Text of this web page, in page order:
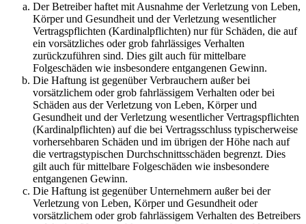
Der Betreiber haftet mit Ausnahme der Verletzung von Leben,
Körper und Gesundheit und der Verletzung wesentlicher
Vertragspflichten (Kardinalpflichten) nur für Schäden, die auf
ein vorsätzliches oder grob fahrlässiges Verhalten
zurückzuführen sind. Dies gilt auch für mittelbare
Folgeschäden wie insbesondere entgangenen Gewinn.
Die Haftung ist gegenüber Verbrauchern außer bei
vorsätzlichem oder grob fahrlässigem Verhalten oder bei
Schäden aus der Verletzung von Leben, Körper und
Gesundheit und der Verletzung wesentlicher Vertragspflichten
(Kardinalpflichten) auf die bei Vertragsschluss typischerweise
vorhersehbaren Schäden und im übrigen der Höhe nach auf
die vertragstypischen Durchschnittsschäden begrenzt. Dies
gilt auch für mittelbare Folgeschäden wie insbesondere
entgangenen Gewinn.
Die Haftung ist gegenüber Unternehmern außer bei der
Verletzung von Leben, Körper und Gesundheit oder
vorsätzlichem oder grob fahrlässigem Verhalten des Betreibers